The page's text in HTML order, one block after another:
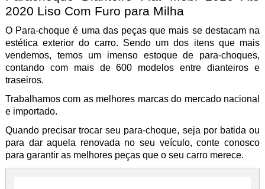
2020 Liso Com Furo para Milha
O Para-choque é uma das peças que mais se destacam na
estética exterior do carro. Sendo um dos itens que mais
vendemos, temos um imenso estoque de para-choques,
contando com mais de 600 modelos entre dianteiros e
traseiros.
Trabalhamos com as melhores marcas do mercado nacional
e importado.
Quando precisar trocar seu para-choque, seja por batida ou
para dar aquela renovada no seu veículo, conte conosco
para garantir as melhores peças que o seu carro merece.